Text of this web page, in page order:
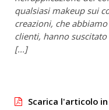
qualsiasi makeup sui
creazioni, che
clienti, hannosuscitato
[...]
Scarica l'articolo